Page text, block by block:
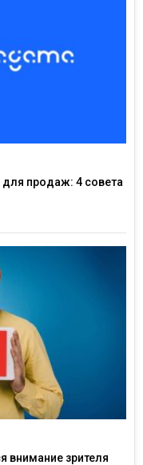
для продаж: 4 совета
внимание зрителя